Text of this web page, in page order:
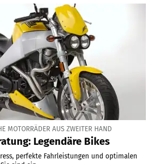
MOTORRÄDER AUS ZWEITER HAND
Legendäre Bikes
perfekte Fahrleistungen und optimalen